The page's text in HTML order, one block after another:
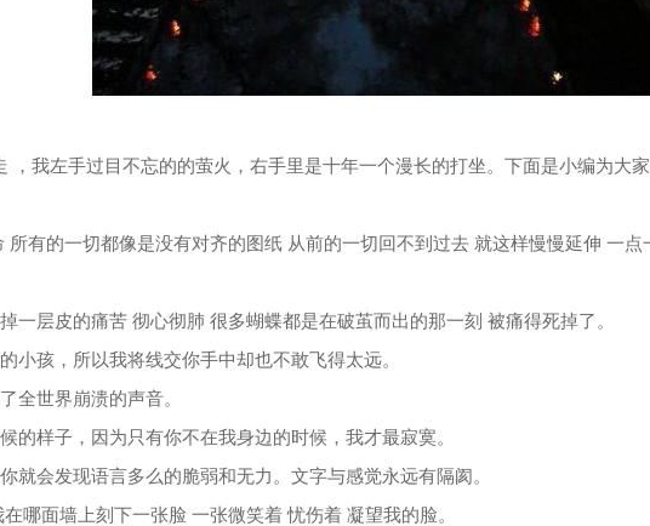
，我左手过目不忘的的萤火，右手里是十年一个漫长的打坐。下面是小编为大
所有的一切都像是没有对齐的图纸 从前的一切回不到过去 就这样慢慢延伸 一
一层皮的痛苦 彻心彻肺 很多蝴蝶都是在破茧而出的那一刻 被痛得死掉了。
小孩，所以我将线交你手中却也不敢飞得太远。
全世界崩溃的声音。
的样子，因为只有你不在我身边的时候，我才最寂寞。
就会发现语言多么的脆弱和无力。文字与感觉永远有隔阂。
哪面墙上刻下一张脸 一张微笑着 忧伤着 凝望我的脸。